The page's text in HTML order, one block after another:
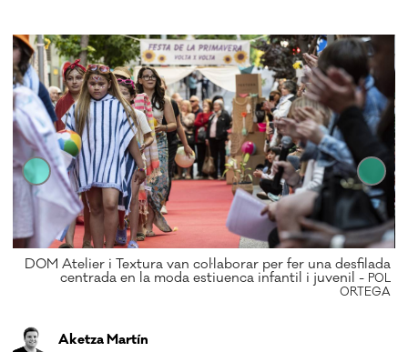
DOM Atelier i Textura van col·laborar per fer una desfilada
centrada en la moda estiuenca infantil i juvenil - POL
ORTEGA
Aketza Martín